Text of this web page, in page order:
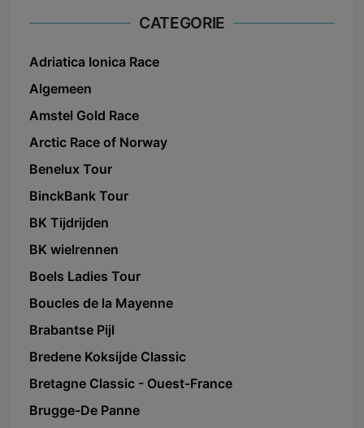
CATEGORIE
Adriatica Ionica Race
Algemeen
Amstel Gold Race
Arctic Race of Norway
Benelux Tour
BinckBank Tour
BK Tijdrijden
BK wielrennen
Boels Ladies Tour
Boucles de la Mayenne
Brabantse Pijl
Bredene Koksijde Classic
Bretagne Classic - Ouest-France
Brugge-De Panne